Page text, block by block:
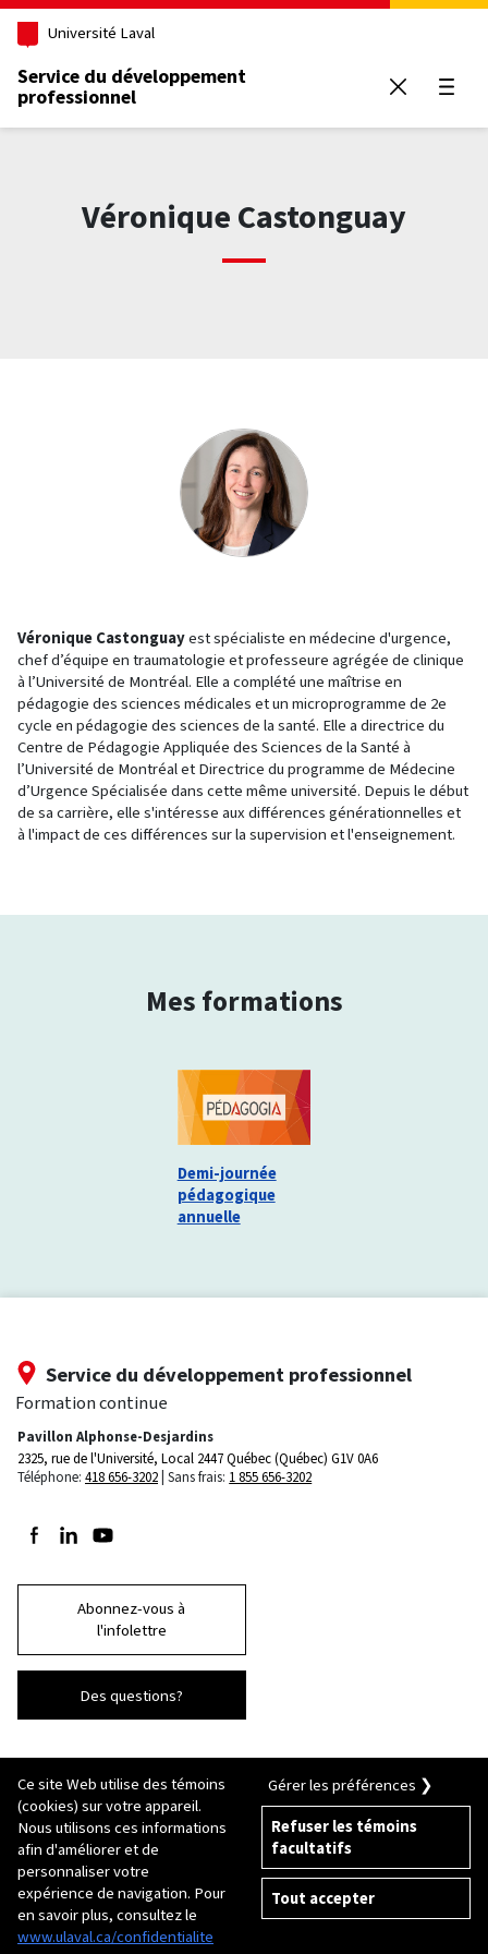
Aller au contenu principal
Université Laval
Service du développement
professionnel
Véronique Castonguay
Véronique Castonguayest spécialiste en médecine d'urgence,
chef d’équipe en traumatologie et professeure agrégée de clinique
à l’Université de Montréal. Elle a complété une maîtrise en
pédagogie des sciences médicales et un microprogramme de 2e
cycle en pédagogie des sciences de la santé. Elle a directrice du
Centre de Pédagogie Appliquée des Sciences de la Santé à
l’Université de Montréal et Directrice du programme de Médecine
d’Urgence Spécialisée dans cette même université. Depuis le début
de sa carrière, elle s'intéresse aux différences générationnelles et
à l'impact de ces différences sur la supervision et l'enseignement.
Mes formations
Demi-journée
pédagogique
annuelle
Service du développement professionnel
Formation continue
Pavillon Alphonse-Desjardins
2325, rue de l'Université, Local 2447Québec (Québec) G1V 0A6
Téléphone: 418 656-3202 Sans frais: 1 855 656-3202
Suivez-nous sur Facebook
Suivez-nous sur LinkedIn
Suivez-nous sur Youtube
Abonnez-vous à
l'infolettre
Des questions?
© 2026 Université Laval
Tous droits réservés
Conditions générales d'utilisation
Fraude en ligne
Politique de confidentialité
Paramétrer les témoins
Ce site Web utilise des témoins
(cookies) sur votre appareil.
Nous utilisons ces informations
afin d'améliorer et de
personnaliser votre
expérience de navigation. Pour
en savoir plus, consultez le
www.ulaval.ca/confidentialite
Gérer les préférences ❯
Refuser les témoins
facultatifs
Tout accepter